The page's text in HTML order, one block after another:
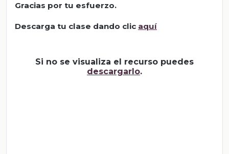
Gracias por tu esfuerzo.
Descarga tu clase dando clic aquí
Si no se visualiza el recurso puedes
descargarlo.